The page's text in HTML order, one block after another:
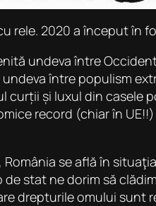
rele. 2020 a început în
undeva între
între populism
curții și luxul din
record (chiar în
se află în
stat ne dorim să
drepturile omului